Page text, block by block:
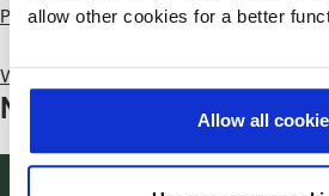
allow other cookies for a better
Allow all
Projectwebsite COMBINED
Website NWO
Neem contact op